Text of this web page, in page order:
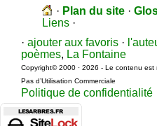
· Plan du site ·
Liens ·
· ajouter aux favoris ·
poèmes, La Fontaine
Copyright© 2000 · 2026 - Le contenu
Pas d’Utilisation Commerciale
Politique de confidentialité